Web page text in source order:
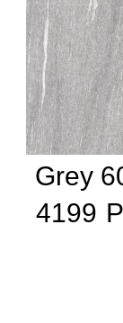
Grey
4199